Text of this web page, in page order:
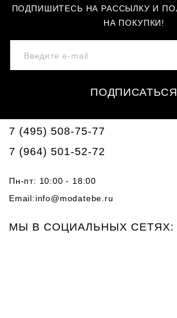
ПОДПИШИТЕСЬ НА РАССЫЛКУ И
НА ПОКУПКИ!
ПОДПИСАТЬСЯ
7 (495) 508-75-77
7 (964) 501-52-72
Пн-пт: 10:00 - 18:00
Email:info@modatebe.ru
МЫ В СОЦИАЛЬНЫХ СЕТЯХ: